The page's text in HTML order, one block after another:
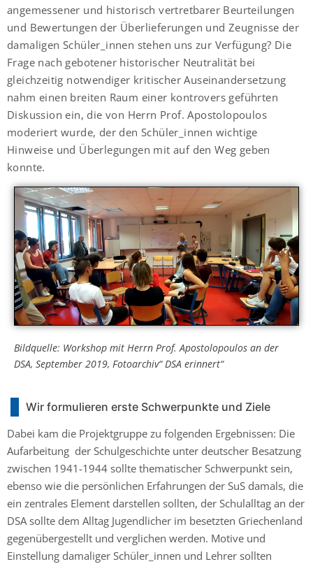
angemessener und historisch vertretbarer Beurteilungen
und Bewertungen der Überlieferungen und Zeugnisse der
damaligen Schüler_innen stehen uns zur Verfügung? Die
Frage nach gebotener historischer Neutralität bei
gleichzeitig notwendiger kritischer Auseinandersetzung
nahm einen breiten Raum einer kontrovers geführten
Diskussion ein, die von Herrn Prof. Apostolopoulos
moderiert wurde, der den Schüler_innen wichtige
Hinweise und Überlegungen mit auf den Weg geben
konnte.
Bildquelle: Workshop mit Herrn Prof. Apostolopoulos an der
DSA, September 2019, Fotoarchiv“ DSA erinnert“
Wir formulieren erste Schwerpunkte und Ziele
Dabei kam die Projektgruppe zu folgenden Ergebnissen: Die
Aufarbeitung der Schulgeschichte unter deutscher Besatzung
zwischen 1941-1944 sollte thematischer Schwerpunkt sein,
ebenso wie die persönlichen Erfahrungen der SuS damals, die
ein zentrales Element darstellen sollten, der Schulalltag an der
DSA sollte dem Alltag Jugendlicher im besetzten Griechenland
gegenübergestellt und verglichen werden. Motive und
Einstellung damaliger Schüler_innen und Lehrer sollten